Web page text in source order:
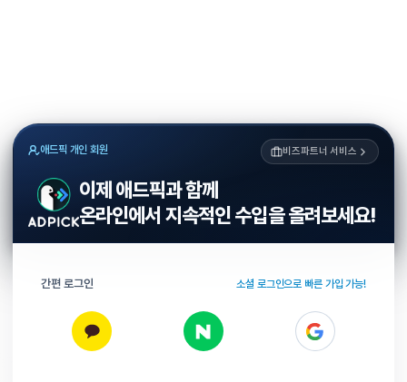
애드픽 개인 회원 비즈파트너 서비스
이제 애드픽과 함께
온라인에서 지속적인 수입을 올려보세요!
간편 로그인 소셜 로그인으로 빠른 가입 가능!